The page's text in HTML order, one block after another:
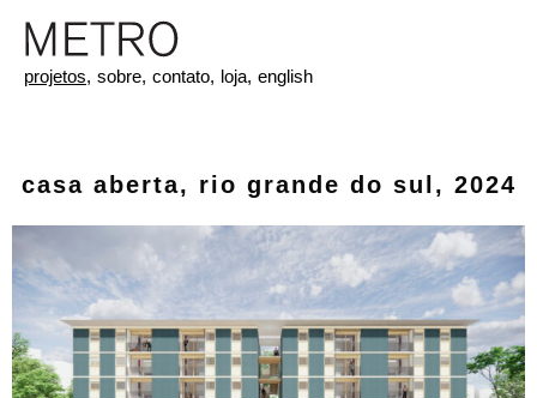
projetos, sobre, contato, loja, english
casa aberta, rio grande do sul, 2024